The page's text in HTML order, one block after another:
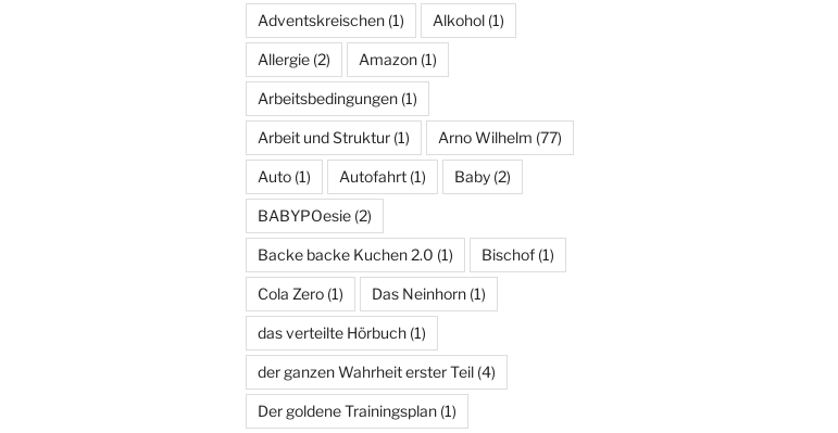
Adventskreischen(1) Alkohol(1)
Allergie(2) Amazon(1)
Arbeitsbedingungen(1)
Arbeit und Struktur(1) Arno Wilhelm (77)
Auto(1) Autofahrt(1) Baby(2)
BABYPOesie(2)
Backe backe Kuchen 2.0 (1) Bischof(1)
Cola Zero(1) Das Neinhorn(1)
das verteilte Hörbuch(1)
der ganzen Wahrheit erster Teil(4)
Der goldene Trainingsplan(1)